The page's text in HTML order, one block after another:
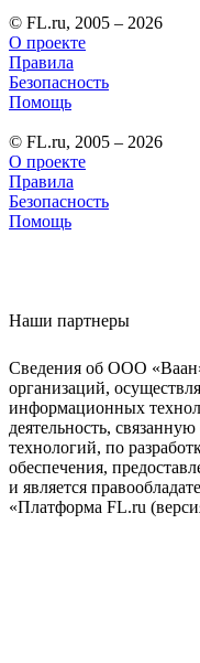
© FL.ru, 2005 – 2026
О проекте
Правила
Безопасность
Помощь
© FL.ru, 2005 – 2026
О проекте
Правила
Безопасность
Помощь
Наши партнеры
Сведения об ООО
организаций,
информационных
деятельность,
технологий, по
обеспечения,
и является
«Платформа FL.ru